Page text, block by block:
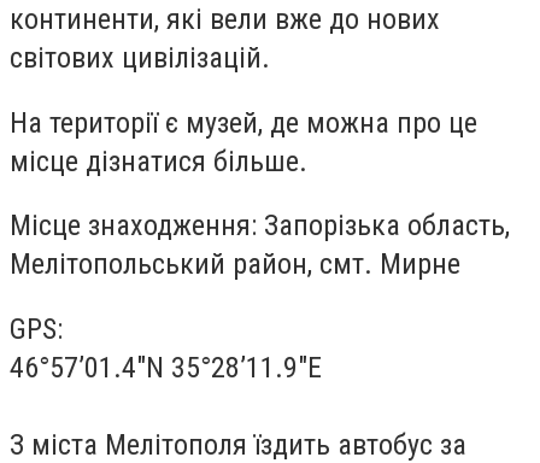
континенти, які вели вже до нових
світових цивілізацій.
На території є музей, де можна про це
місце дізнатися більше.
Місце знаходження: Запорізька область,
Мелітопольський район, смт. Мирне
GPS:
46°57’01.4″N 35°28’11.9″E
З міста Мелітополя їздить автобус за